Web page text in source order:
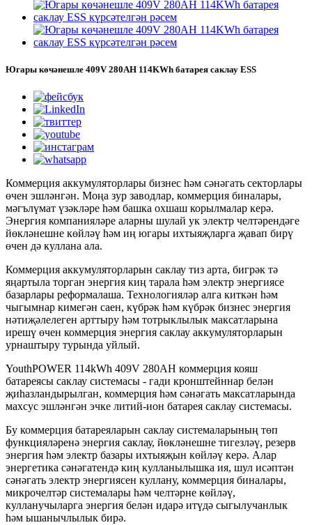
Югары көчәнешле 409V 280AH 114KWh батарея саклау ESS
Коммерция аккумуляторлары бизнес һәм сәнәгать секторлары
өчен эшләнгән. Моңа зур заводлар, коммерция биналары,
мәгълүмат үзәкләре һәм башка охшаш корылмалар керә.
Энергия компанияләре аларны шулай ук ​​электр челтәрендәге
йөкләнешне көйләү һәм иң югары ихтыяҗларга җавап бирү
өчен дә куллана ала.
Коммерция аккумуляторларын саклау тиз арта, бигрәк тә
яңартыла торган энергия киң тарала һәм электр энергиясе
базарлары реформалаша. Технологияләр алга киткән һәм
чыгымнар кимегән саен, күбрәк һәм күбрәк бизнес энергия
нәтиҗәлелеген арттыру һәм тотрыклылык максатларына
ирешү өчен коммерция энергия саклау аккумуляторларын
урнаштыру турында уйлый.
YouthPOWER 114kWh 409V 280AH коммерция кояш
батареясы саклау системасы - гади кронштейннар белән
җиһазландырылган, коммерция һәм сәнәгать максатларында
махсус эшләнгән эчке литий-ион батарея саклау системасы.
Бу коммерция батареяларын саклау системаларының төп
функцияләренә энергия саклау, йөкләнешне тигезләү, резерв
энергия һәм электр базары ихтыяҗын көйләү керә. Алар
энергетика сәнәгатендә киң кулланылышка ия, шул исәптән
сәнәгать электр энергиясен куллану, коммерция биналары,
микрочелтәр системалары һәм челтәрне көйләү,
кулланучыларга энергия белән идарә итүдә сыгылучанлык
һәм ышанычлылык бирә.